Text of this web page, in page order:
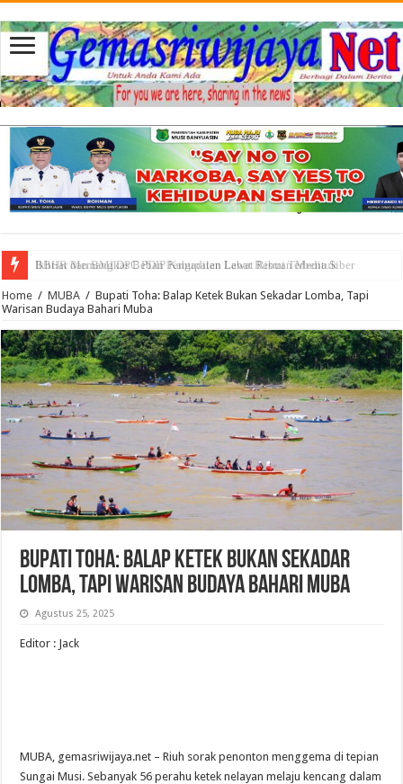
BBHR dan BMI DPC PDIP Kabupaten Lahat Resmi Terbentuk
Home / MUBA / Bupati Toha: Balap Ketek Bukan Sekadar Lomba, Tapi
Warisan Budaya Bahari Muba
Bupati Toha: Balap Ketek Bukan Sekadar
Lomba, Tapi Warisan Budaya Bahari Muba
Agustus 25, 2025
Editor : Jack
MUBA, gemasriwijaya.net – Riuh sorak penonton menggema di tepian
Sungai Musi. Sebanyak 56 perahu ketek nelayan melaju kencang dalam